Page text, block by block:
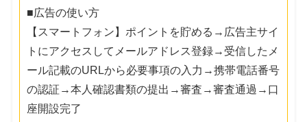
■広告の使い方
【スマートフォン】ポイントを貯める→広告主サイ
トにアクセスしてメールアドレス登録→受信したメ
ール記載のURLから必要事項の入力→携帯電話番号
の認証→本人確認書類の提出→審査→審査通過→口
座開設完了